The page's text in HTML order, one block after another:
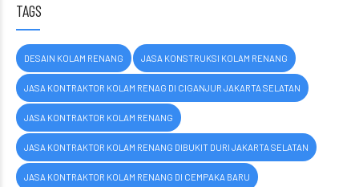
TAGS
DESAIN KOLAM RENANG JASA KONSTRUKSI KOLAM RENANG
JASA KONTRAKTOR KOLAM RENAG DI CIGANJUR JAKARTA SELATAN
JASA KONTRAKTOR KOLAM RENANG
JASA KONTRAKTOR KOLAM RENANG DIBUKIT DURI JAKARTA SELATAN
JASA KONTRAKTOR KOLAM RENANG DI CEMPAKA BARU